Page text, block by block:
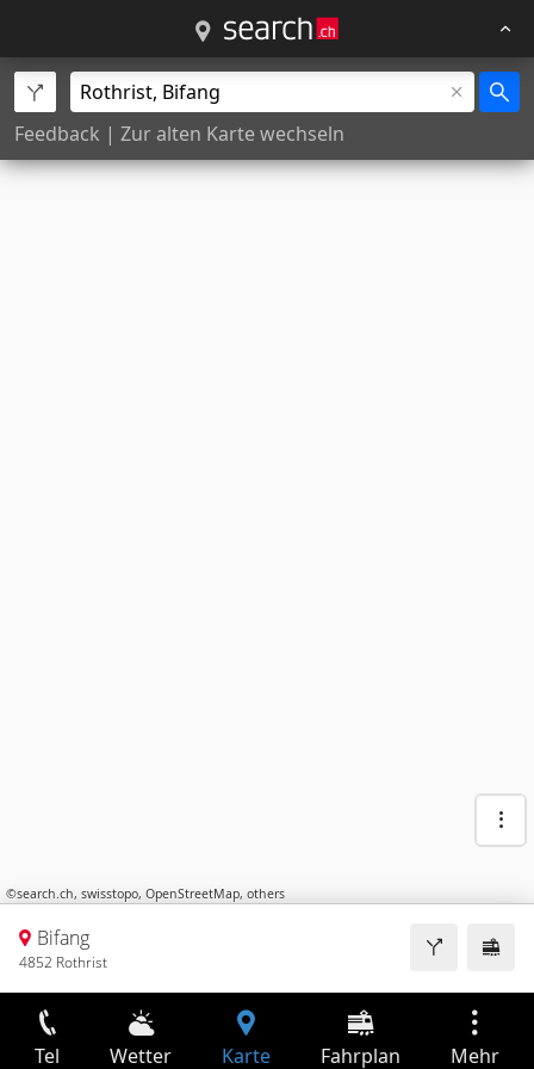
Feedback | Zur alten Karte wechseln
©search.ch, swisstopo, OpenStreetMap, others
Bifang
4852 Rothrist
Tel Wetter Karte Fahrplan Mehr